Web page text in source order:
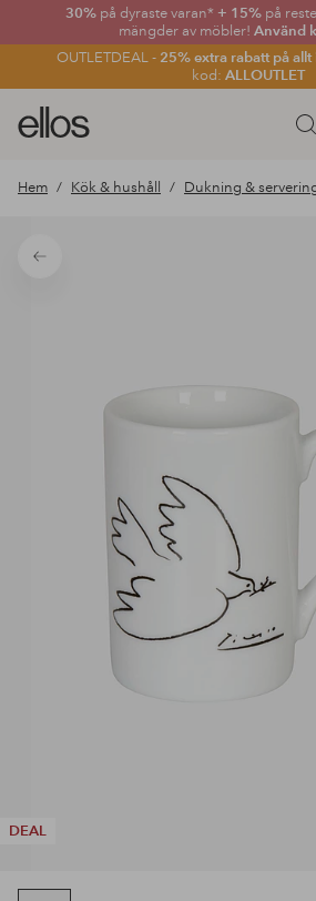
30% på dyraste varan* + 15% på
mängder av möbler! Använd
OUTLETDEAL - 25% extra rabatt på allt
kod: ALLOUTLET
Sök
Ellos
logotyp
gå
förstasidan
Hem Kök & hushåll Dukning &
Tillbaka
DEAL